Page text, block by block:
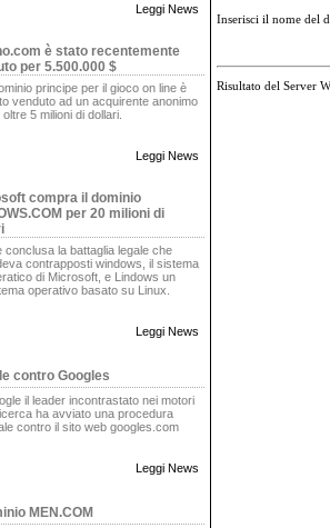
Leggi News
è stato recentemente
per 5.500.000 $
principe per il gioco on line è
venduto ad un acquirente anonimo
5 milioni di dollari.
Leggi News
compra il dominio
per 20 milioni di
conclusa la battaglia legale che
contrapposti windows, il sistema
di Microsoft, e Lindows un
operativo basato su Linux.
Leggi News
contro Googles
il leader incontrastato nei motori
ha avviato una procedura
contro il sito web googles.com
Leggi News
MEN.COM
Inserisci il nome del
Risultato del Server